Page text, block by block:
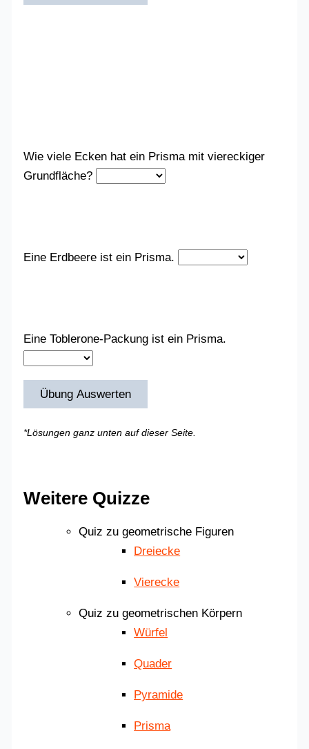
Wie viele Ecken hat ein Prisma mit viereckiger
Grundfläche?
Eine Erdbeere ist ein Prisma.
Eine Toblerone-Packung ist ein Prisma.
Übung Auswerten
*Lösungen ganz unten auf dieser Seite.
Weitere Quizze
Quiz zu geometrische Figuren
Dreiecke
Vierecke
Quiz zu geometrischen Körpern
Würfel
Quader
Pyramide
Prisma